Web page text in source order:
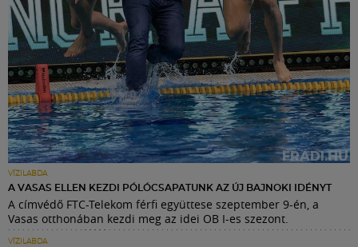
VÍZILABDA
A VASAS ELLEN KEZDI PÓLÓCSAPATUNK AZ ÚJ BAJNOKI IDÉNYT
A címvédő FTC-Telekom férfi együttese szeptember 9-én, a
Vasas otthonában kezdi meg az idei OB I-es szezont.
VÍZILABDA